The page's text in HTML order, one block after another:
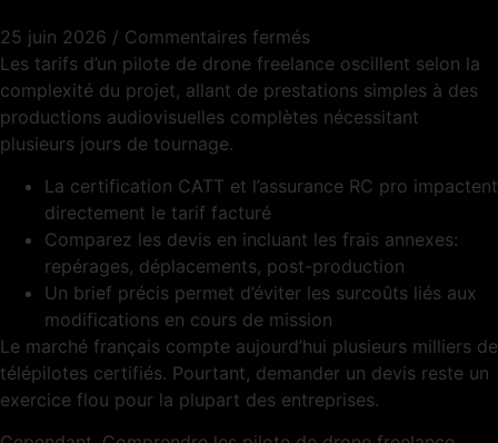
25 juin 2026 / Commentaires fermés
Les tarifs d’un pilote de drone freelance oscillent selon la
complexité du projet, allant de prestations simples à des
productions audiovisuelles complètes nécessitant
plusieurs jours de tournage.
La certification CATT et l’assurance RC pro impactent
directement le tarif facturé
Comparez les devis en incluant les frais annexes:
repérages, déplacements, post-production
Un brief précis permet d’éviter les surcoûts liés aux
modifications en cours de mission
Le marché français compte aujourd’hui plusieurs milliers de
télépilotes certifiés. Pourtant, demander un devis reste un
exercice flou pour la plupart des entreprises.